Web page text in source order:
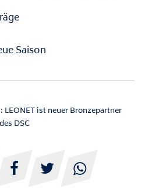
Saison
LEONET ist neuer Bronzepartner
des DSC
  